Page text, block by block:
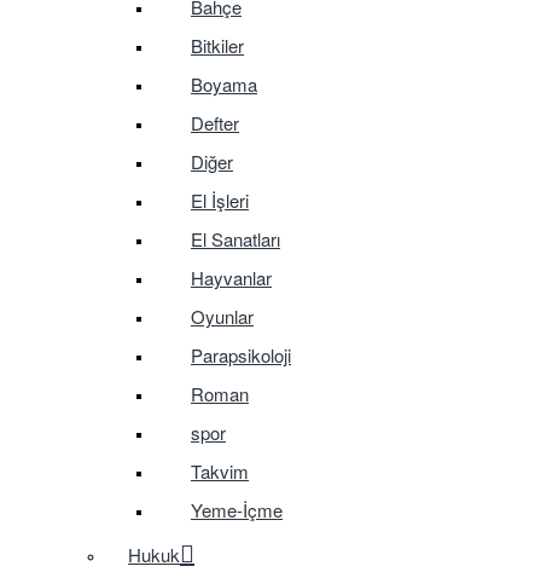
Bahçe
Bitkiler
Boyama
Defter
Diğer
El İşleri
El Sanatları
Hayvanlar
Oyunlar
Parapsikoloji
Roman
spor
Takvim
Yeme-İçme
Hukuk